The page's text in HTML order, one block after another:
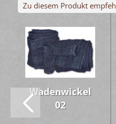
Zu diesem Produkt
Wa­den­wi­ckel
02